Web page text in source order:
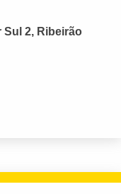
Sul 2, Ribeirão